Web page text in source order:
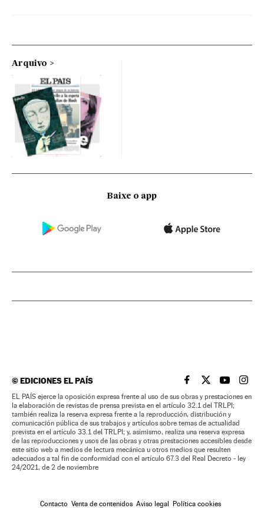
Arquivo
Baixe o app
©EDICIONES EL PAÍS EL PAÍS BRASIL EN
EL PAÍSEL PAÍS
EL
EL PAÍS ejerce la oposición expresa frente al uso de sus obras y prestaciones en
la elaboración de revistas de prensa prevista en el artículo 32.1 del TRLPI;
también realiza la reserva expresa frente a la reproducción, distribución y
comunicación pública de sus trabajos y artículos sobre temas de actualidad
prevista en el artículo 33.1 del TRLPI; y, asimismo, realiza una reserva expresa
de las reproducciones y usos de las obras y otras prestaciones accesibles desde
este sitio web a medios de lectura mecánica u otros medios que resulten
adecuados a tal fin de conformidad con el artículo 67.3 del Real Decreto - ley
24/2021, de 2 de noviembre
Contacto Venta de contenidos Aviso legal Política cookies